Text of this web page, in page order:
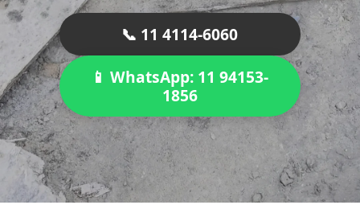
📞 11 4114-6060
📱 WhatsApp: 11 94153-
1856